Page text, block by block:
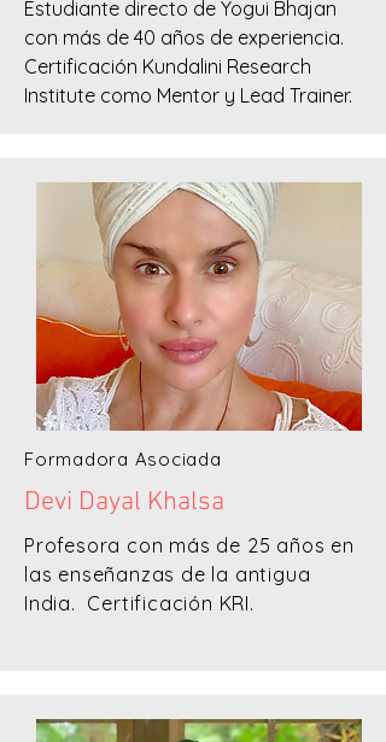
Estudiante directo de Yogui Bhajan
con más de 40 años de experiencia.
Certificación Kundalini Research
Institute como Mentor y Lead Trainer.
Formadora Asociada
Devi Dayal Khalsa
Profesora con más de 25 años en
las enseñanzas de la antigua
India. Certificación KRI.